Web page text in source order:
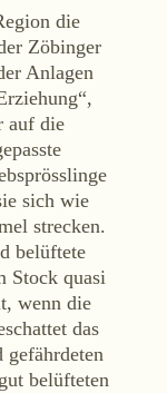
die
Zöbinger
Anlagen
auf die
sich wie
strecken.
belüftete
Stock quasi
wenn die
das
gefährdeten
belüfteten